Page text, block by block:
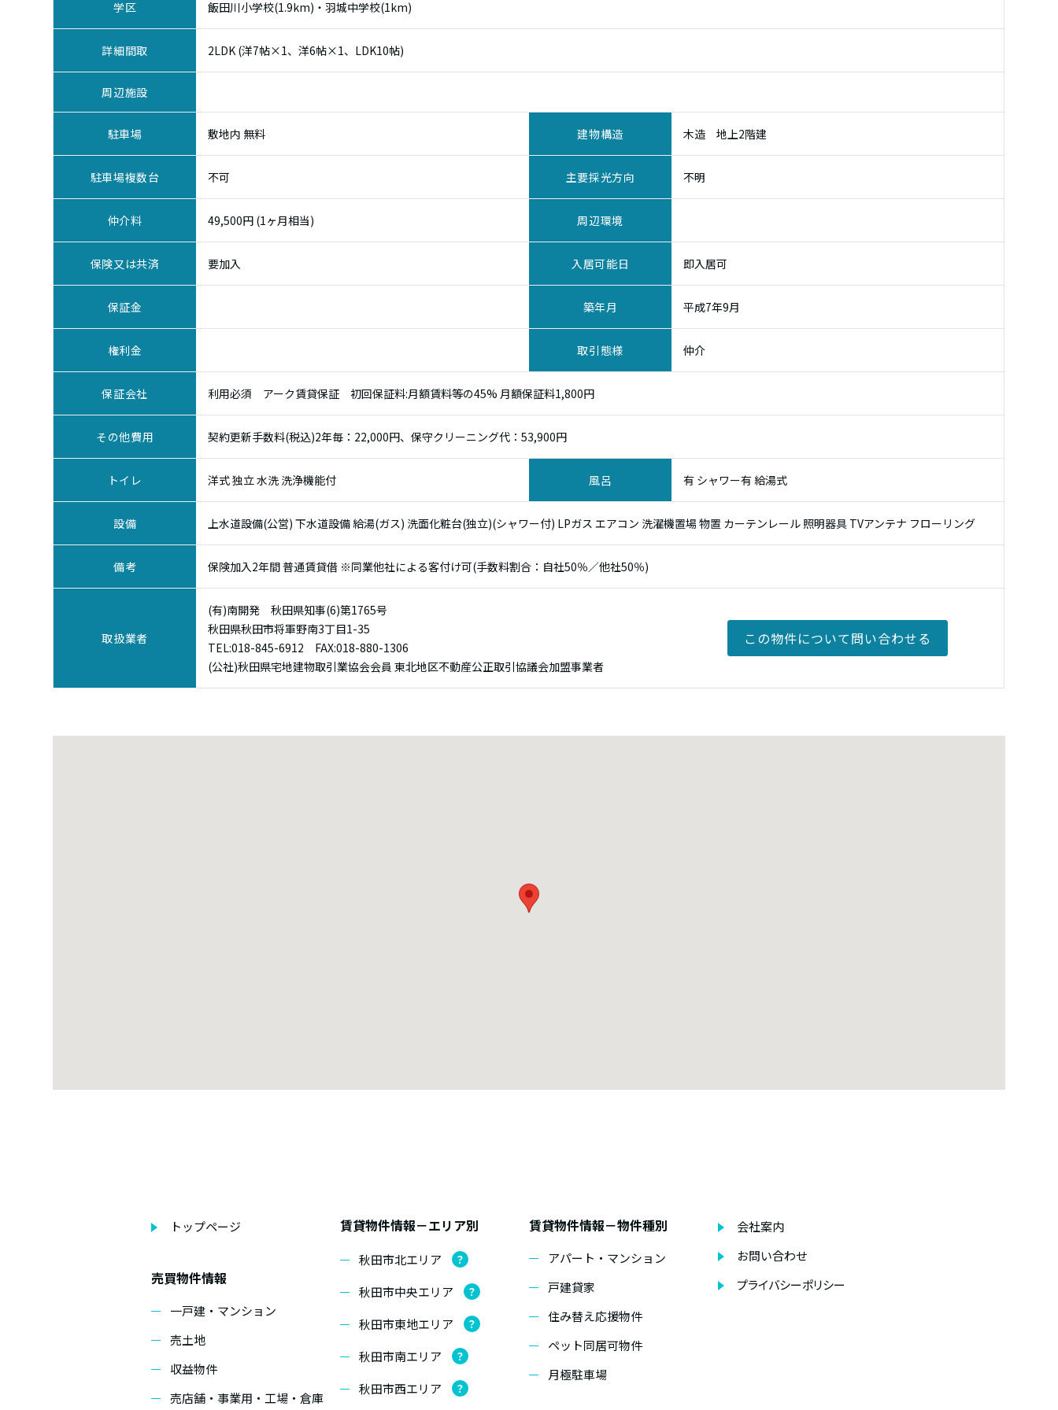
学区 飯田川小学校(1.9km)・羽城中学校(1km)
詳細間取 2LDK (洋7帖×1、洋6帖×1、LDK10帖)
周辺施設
駐車場 敷地内 無料 建物構造 木造 地上2階建
駐車場複数台 不可 主要採光方向 不明
仲介料 49,500円 (1ヶ月相当) 周辺環境
保険又は共済 要加入 入居可能日 即入居可
保証金 築年月 平成7年9月
権利金 取引態様 仲介
保証会社 利用必須 アーク賃貸保証 初回保証料:月額賃料等の45% 月額保証料1,800円
その他費用 契約更新手数料(税込)2年毎：22,000円、保守クリーニング代：53,900円
トイレ 洋式 独立 水洗 洗浄機能付 風呂 有 シャワー有 給湯式
設備 上水道設備(公営) 下水道設備 給湯(ガス) 洗面化粧台(独立)(シャワー付) LPガス エアコン 洗濯機置場 物置 カーテンレール 照明器具 TVアンテナ フローリング
備考 保険加入2年間 普通賃貸借 ※同業他社による客付け可(手数料割合：自社50％／他社50％)
取扱業者
(有)南開発 秋田県知事(6)第1765号
秋田県秋田市将軍野南3丁目1-35
TEL:018-845-6912 FAX:018-880-1306
(公社)秋田県宅地建物取引業協会会員 東北地区不動産公正取引協議会加盟事業者
この物件について問い合わせる
トップページ
売買物件情報
一戸建・マンション
売土地
収益物件
売店舗・事業用・工場・倉庫
賃貸物件情報－エリア別
秋田市北エリア ？
秋田市中央エリア ？
秋田市東地エリア ？
秋田市南エリア ？
秋田市西エリア ？
賃貸物件情報－物件種別
アパート・マンション
戸建貸家
住み替え応援物件
ペット同居可物件
月極駐車場
会社案内
お問い合わせ
プライバシーポリシー